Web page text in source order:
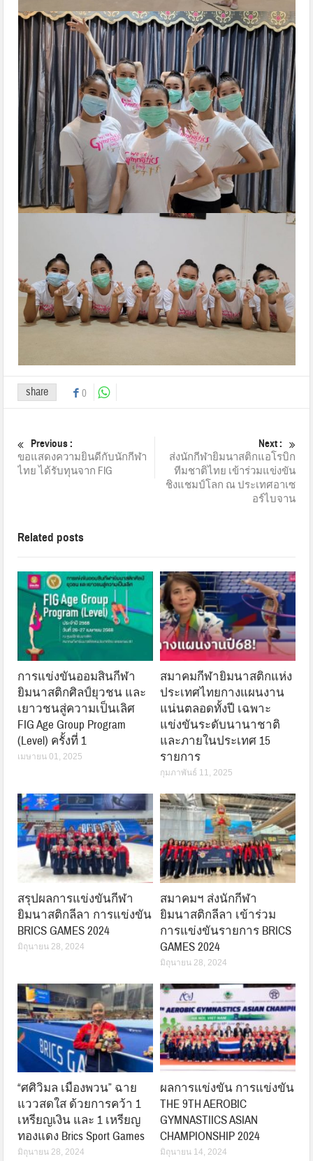
share 0
Previous :
ขอแสดงความยินดีกับนักกีฬา
ไทย ได้รับทุนจาก FIG
Next :
ส่งนักกีฬายิมนาสติกแอโรบิก
ทีมชาติไทย เข้าร่วมแข่งขัน
ชิงแชมป์โลก ณ ประเทศอาเซ
อร์ไบจาน
Related posts
การแข่งขันออมสินกีฬา
ยิมนาสติกศิลป์ยุวชน และ
เยาวชนสู่ความเป็นเลิศ
FIG Age Group Program
(Level) ครั้งที่ 1
เมษายน 01, 2025
สมาคมกีฬายิมนาสติกแห่ง
ประเทศไทยกางแผนงาน
แน่นตลอดทั้งปี เฉพาะ
แข่งขันระดับนานาชาติ
และภายในประเทศ 15
รายการ
กุมภาพันธ์ 11, 2025
สรุปผลการแข่งขันกีฬา
ยิมนาสติกลีลา การแข่งขัน
BRICS GAMES 2024
มิถุนายน 28, 2024
สมาคมฯ ส่งนักกีฬา
ยิมนาสติกลีลา เข้าร่วม
การแข่งขันรายการ BRICS
GAMES 2024
มิถุนายน 28, 2024
“ศศิวิมล เมืองพวน” ฉาย
แววสดใส ด้วยการคว้า 1
เหรียญเงิน และ 1 เหรียญ
ทองแดง Brics Sport Games
มิถุนายน 28, 2024
ผลการแข่งขัน การแข่งขัน
THE 9TH AEROBIC
GYMNASTIICS ASIAN
CHAMPIONSHIP 2024
มิถุนายน 14, 2024